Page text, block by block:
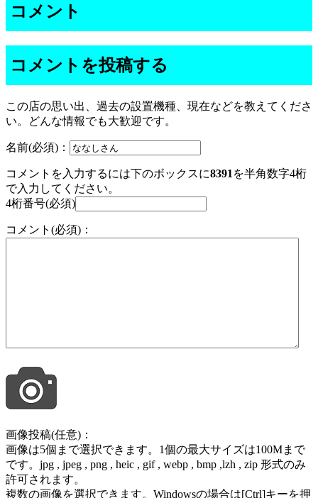
コメント
コメントを投稿する
この店の思い出、過去の設置機種、現在などを教えてくださ
い。どんな情報でも大歓迎です。
名前(必須)：
コメントを入力するには下のボックスに8391 を半角数字4桁
で入力してください。
4桁番号(必須)
コメント(必須)：
画像投稿(任意)：
画像は5個まで選択できます。1個の最大サイズは100Mまで
です。jpg , jpeg , png , heic , gif , webp , bmp ,lzh , zip 形式のみ
許可されます。
複数の画像を選択できます。Windowsの場合は[Ctrl]キーを押